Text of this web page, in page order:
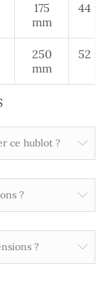
175
mm
44
250
mm
52
ce hublot ?
?
?